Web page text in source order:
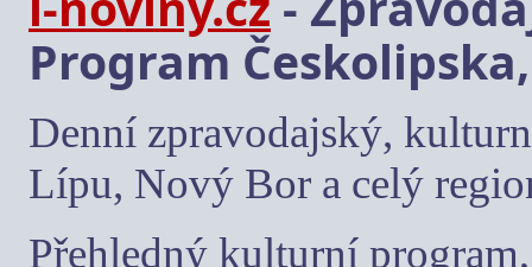
Program
Denní zpravodajský,
Lípu, Nový Bor a celý
Přehledný kulturní